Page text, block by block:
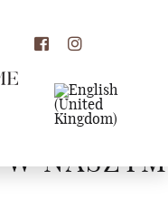
WIZYTĘ
NASZYM